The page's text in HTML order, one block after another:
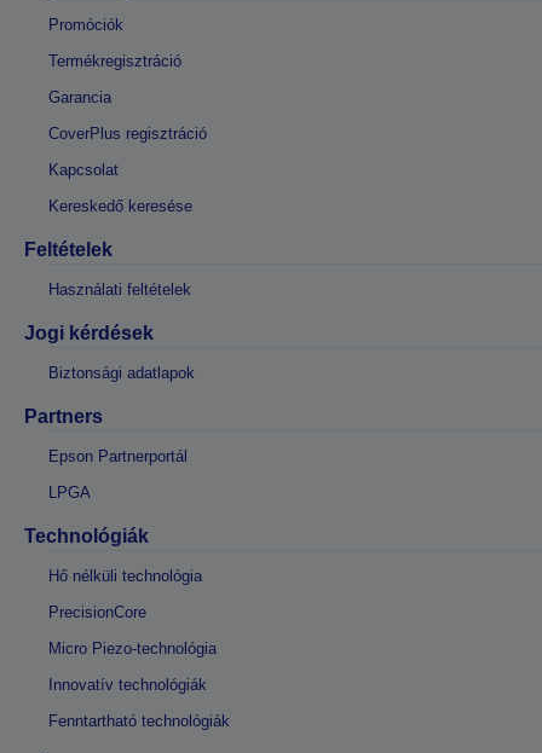
Promóciók
Termékregisztráció
Garancia
CoverPlus regisztráció
Kapcsolat
Kereskedő keresése
Feltételek
Használati feltételek
Jogi kérdések
Biztonsági adatlapok
Partners
Epson Partnerportál
LPGA
Technológiák
Hő nélküli technológia
PrecisionCore
Micro Piezo-technológia
Innovatív technológiák
Fenntartható technológiák